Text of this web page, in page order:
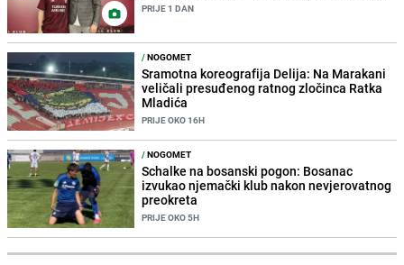
PRIJE 1 DAN
/NOGOMET
Sramotna koreografija Delija: Na Marakani
veličali presuđenog ratnog zločinca Ratka
Mladića
PRIJE OKO 16H
/NOGOMET
Schalke na bosanski pogon: Bosanac
izvukao njemački klub nakon nevjerovatnog
preokreta
PRIJE OKO 5H